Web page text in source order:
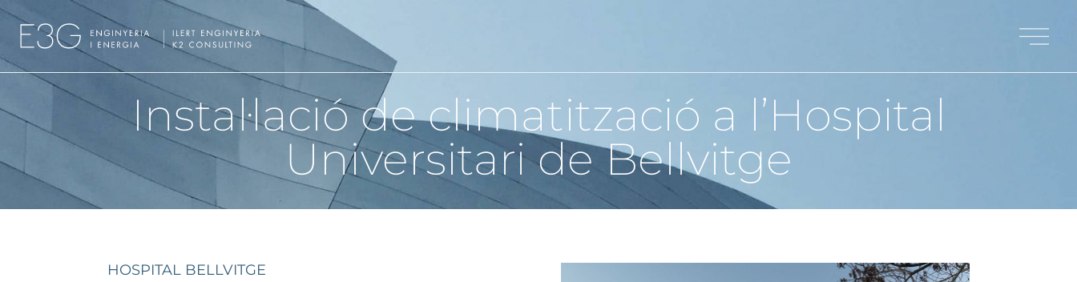
Instal·lació de climatització a l’Hospital
Universitari de Bellvitge
HOSPITAL BELLVITGE